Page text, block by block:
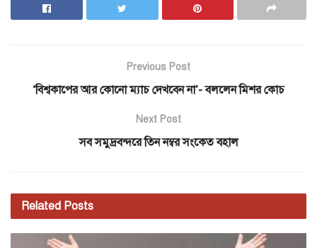
Previous Post
‘বিশ্বকাপের আর কোনো ম্যাচ দেখবেন না’- বললেন মিশর কোচ
Next Post
সব সমুদ্রবন্দরে তিন নম্বর সংকেত বহাল
Related Posts